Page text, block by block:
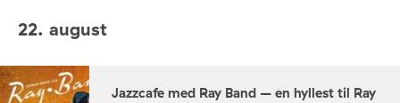
22. august
Jazzcafe med Ray Band – en hyllest til Ray